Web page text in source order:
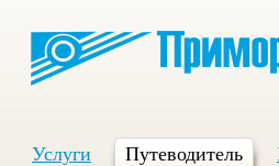
Услуги Путеводитель